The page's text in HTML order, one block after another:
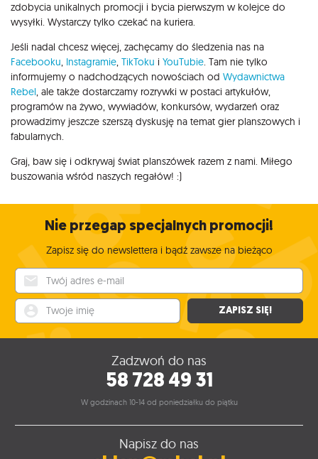
zdobycia unikalnych promocji i bycia pierwszym w kolejce do
wysyłki. Wystarczy tylko czekać na kuriera.
Jeśli nadal chcesz więcej, zachęcamy do śledzenia nas na
Facebooku, Instagramie, TikToku i YouTubie. Tam nie tylko
informujemy o nadchodzących nowościach od Wydawnictwa
Rebel, ale także dostarczamy rozrywki w postaci artykułów,
programów na żywo, wywiadów, konkursów, wydarzeń oraz
prowadzimy jeszcze szerszą dyskusję na temat gier planszowych i
fabularnych.
Graj, baw się i odkrywaj świat planszówek razem z nami. Miłego
buszowania wśród naszych regałów! :)
Nie przegap specjalnych promocji!
Zapisz się do newslettera i bądź zawsze na bieżąco
ZAPISZ SIĘ!
Zadzwoń do nas
58 728 49 31
W godzinach 10-14 od poniedziałku do piątku
Napisz do nas